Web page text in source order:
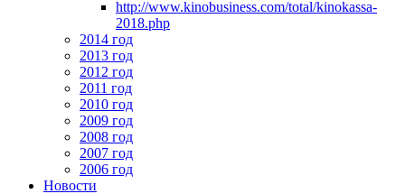
http://www.kinobusiness.com/total/kinokassa-
2018.php
2014 год
2013 год
2012 год
2011 год
2010 год
2009 год
2008 год
2007 год
2006 год
Новости